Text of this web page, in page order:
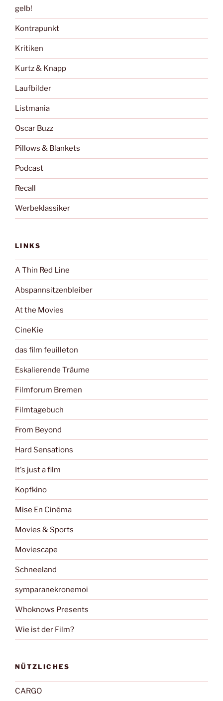
gelb!
Kontrapunkt
Kritiken
Kurtz & Knapp
Laufbilder
Listmania
Oscar Buzz
Pillows & Blankets
Podcast
Recall
Werbeklassiker
LINKS
A Thin Red Line
Abspannsitzenbleiber
At the Movies
CineKie
das film feuilleton
Eskalierende Träume
Filmforum Bremen
Filmtagebuch
From Beyond
Hard Sensations
It's just a film
Kopfkino
Mise En Cinéma
Movies & Sports
Moviescape
Schneeland
symparanekronemoi
Whoknows Presents
Wie ist der Film?
NÜTZLICHES
CARGO